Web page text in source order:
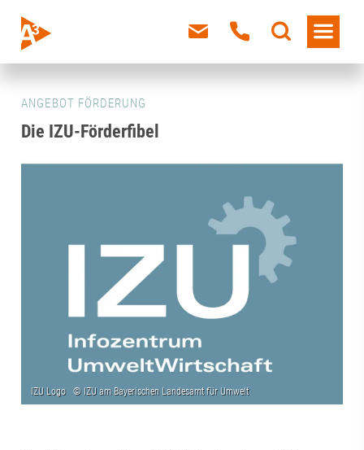
ANGEBOT FÖRDERUNG
Die IZU-Förderfibel